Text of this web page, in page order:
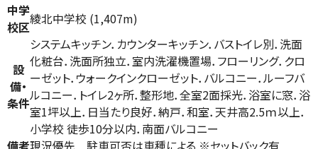
中学
校区綾北中学校 (1,407m)
設
備・
条件
システムキッチン．カウンターキッチン．バストイレ別．洗面
化粧台．洗面所独立．室内洗濯機置場．フローリング．クロ
ーゼット．ウォークインクローゼット．バルコニー．ルーフバ
ルコニー．トイレ2ヶ所．整形地．全室2面採光．浴室に窓．浴
室1坪以上．日当たり良好．納戸．和室．天井高2.5ｍ以上．
小学校 徒歩10分以内．南面バルコニー
備考現況優先 駐車可否は車種による ※セットバック有